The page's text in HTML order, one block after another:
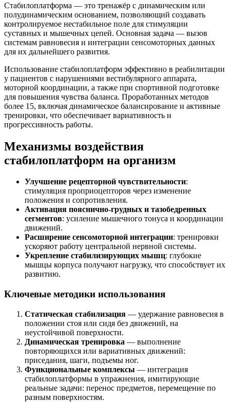
Стабилоплатформа — это тренажёр с динамическим или
полудинамическим основанием, позволяющий создавать
контролируемое нестабильное поле для стимуляции
суставных и мышечных цепей. Основная задача — вызов
системам равновесия и интеграции сенсомоторных данных
для их дальнейшего развития.
Использование стабилоплатформ эффективно в реабилитации
у пациентов с нарушениями вестибулярного аппарата,
моторной координации, а также при спортивной подготовке
для повышения чувства баланса. Проработанных методов
более 15, включая динамическое балансирование и активные
тренировки, что обеспечивает вариативность и
прогрессивность работы.
Механизмы воздействия
стабилоплатформ на организм
Улучшение рецепторной чувствительности:
стимуляция проприоцепторов через изменение
положения и сопротивления.
Активация пояснично-грудных и тазобедренных
сегментов: усиление мышечного тонуса и координации
движений.
Расширение сенсомоторной интеграции: тренировки
ускоряют работу центральной нервной системы.
Укрепление стабилизирующих мышц: глубокие
мышцы корпуса получают нагрузку, что способствует их
развитию.
Ключевые методики использования
Статическая стабилизация — удержание равновесия в
положении стоя или сидя без движений, на
неустойчивой поверхности.
Динамическая тренировка — выполнение
повторяющихся или вариативных движений:
приседания, шаги, подъемы ног.
Функциональные комплексы — интеграция
стабилоплатформы в упражнения, имитирующие
реальные задачи: перенос предметов, перемещение по
разным поверхностям.